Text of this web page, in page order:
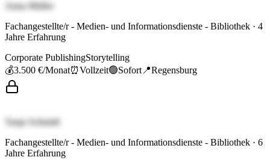
Anna Müller
Fachangestellte/r - Medien- und Informationsdienste - Bibliothek · 4
Jahre Erfahrung
Corporate PublishingStorytelling
💰3.500 €/Monat⏰Vollzeit🟢Sofort 📍Regensburg
Tanja Schmidt
Fachangestellte/r - Medien- und Informationsdienste - Bibliothek · 6
Jahre Erfahrung